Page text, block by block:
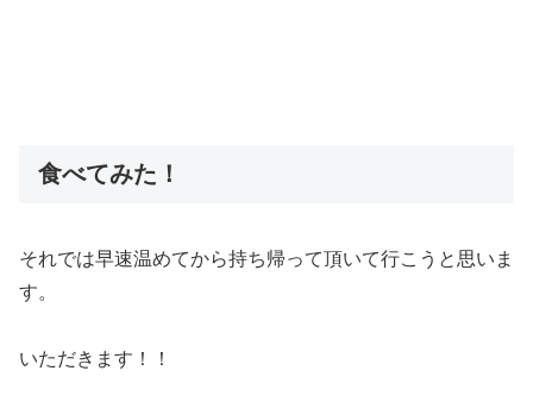
食べてみた！
それでは早速温めてから持ち帰って頂いて行こうと思いま
す。
いただきます！！